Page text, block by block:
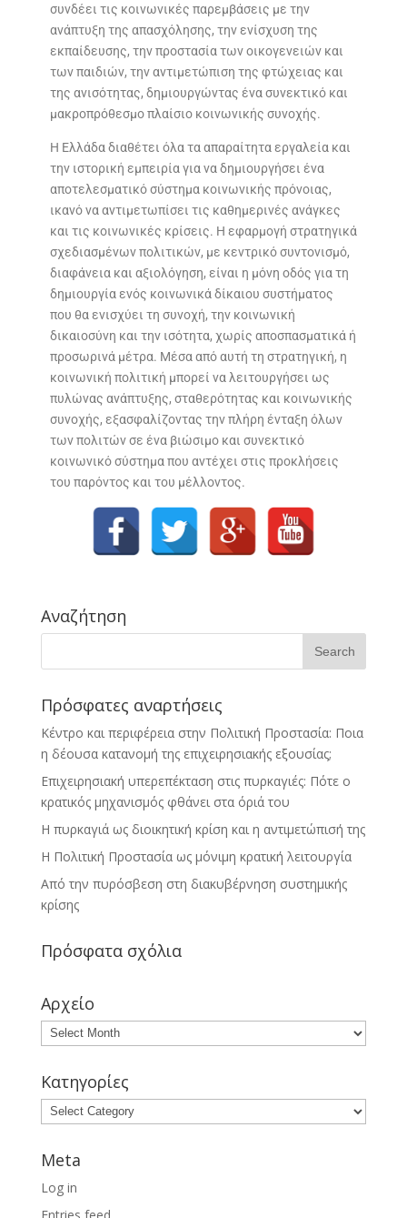
συνδέει τις κοινωνικές παρεμβάσεις με την
ανάπτυξη της απασχόλησης, την ενίσχυση της
εκπαίδευσης, την προστασία των οικογενειών και
των παιδιών, την αντιμετώπιση της φτώχειας και
της ανισότητας, δημιουργώντας ένα συνεκτικό και
μακροπρόθεσμο πλαίσιο κοινωνικής συνοχής.
Η Ελλάδα διαθέτει όλα τα απαραίτητα εργαλεία και
την ιστορική εμπειρία για να δημιουργήσει ένα
αποτελεσματικό σύστημα κοινωνικής πρόνοιας,
ικανό να αντιμετωπίσει τις καθημερινές ανάγκες
και τις κοινωνικές κρίσεις. Η εφαρμογή στρατηγικά
σχεδιασμένων πολιτικών, με κεντρικό συντονισμό,
διαφάνεια και αξιολόγηση, είναι η μόνη οδός για τη
δημιουργία ενός κοινωνικά δίκαιου συστήματος
που θα ενισχύει τη συνοχή, την κοινωνική
δικαιοσύνη και την ισότητα, χωρίς αποσπασματικά ή
προσωρινά μέτρα. Μέσα από αυτή τη στρατηγική, η
κοινωνική πολιτική μπορεί να λειτουργήσει ως
πυλώνας ανάπτυξης, σταθερότητας και κοινωνικής
συνοχής, εξασφαλίζοντας την πλήρη ένταξη όλων
των πολιτών σε ένα βιώσιμο και συνεκτικό
κοινωνικό σύστημα που αντέχει στις προκλήσεις
του παρόντος και του μέλλοντος.
Αναζήτηση
Πρόσφατες αναρτήσεις
Κέντρο και περιφέρεια στην Πολιτική Προστασία: Ποια
η δέουσα κατανομή της επιχειρησιακής εξουσίας;
Επιχειρησιακή υπερεπέκταση στις πυρκαγιές: Πότε ο
κρατικός μηχανισμός φθάνει στα όριά του
Η πυρκαγιά ως διοικητική κρίση και η αντιμετώπισή της
Η Πολιτική Προστασία ως μόνιμη κρατική λειτουργία
Από την πυρόσβεση στη διακυβέρνηση συστημικής
κρίσης
Πρόσφατα σχόλια
Αρχείο
Κατηγορίες
Meta
Log in
Entries feed